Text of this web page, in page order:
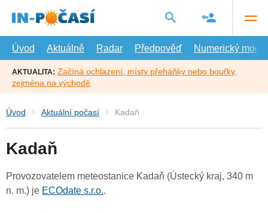
hlavní
Úvod
Aktuálně Radar Předpověď Numerický model
AKTUALITA: Začíná ochlazení, místy přeháňky nebo bouřky,
zejména na východě
Úvod Aktuální počasí Kadaň
Kadaň
Provozovatelem meteostanice Kadaň (Ústecký kraj, 340 m
n. m.) je ECOdate s.r.o..